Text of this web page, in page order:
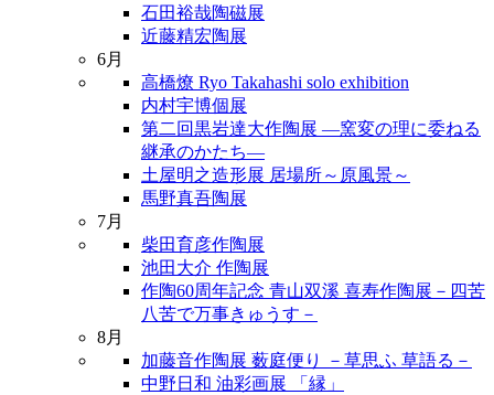
石田裕哉陶磁展
近藤精宏陶展
6月
高橋燎 Ryo Takahashi solo exhibition
内村宇博個展
第二回黒岩達大作陶展 ―窯変の理に委ねる
継承のかたち―
土屋明之造形展 居場所～原風景～
馬野真吾陶展
7月
柴田育彦作陶展
池田大介 作陶展
作陶60周年記念 青山双溪 喜寿作陶展－四苦
八苦で万事きゅうす－
8月
加藤音作陶展 薮庭便り －草思ふ 草語る－
中野日和 油彩画展 「縁」